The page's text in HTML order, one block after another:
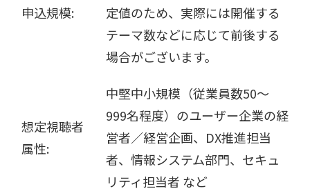
申込規模:
定値のため、実際には開催する
テーマ数などに応じて前後する
場合がございます。
想定視聴者
属性:
中堅中小規模（従業員数50～
999名程度）のユーザー企業の経
営者／経営企画、DX推進担当
者、情報システム部門、セキュ
リティ担当者 など